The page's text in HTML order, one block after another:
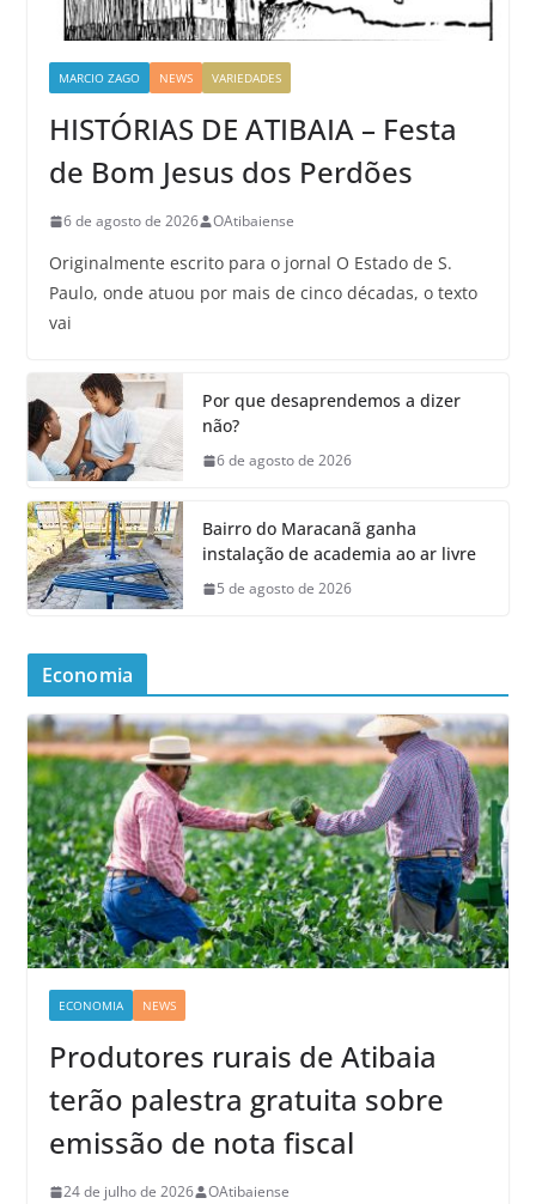
MARCIO ZAGO NEWS VARIEDADES
HISTÓRIAS DE ATIBAIA – Festa
de Bom Jesus dos Perdões
6 de agosto de 2026 OAtibaiense
Originalmente escrito para o jornal O Estado de S.
Paulo, onde atuou por mais de cinco décadas, o texto
vai
Por que desaprendemos a dizer
não?
6 de agosto de 2026
Bairro do Maracanã ganha
instalação de academia ao ar livre
5 de agosto de 2026
Economia
ECONOMIA NEWS
Produtores rurais de Atibaia
terão palestra gratuita sobre
emissão de nota fiscal
24 de julho de 2026 OAtibaiense